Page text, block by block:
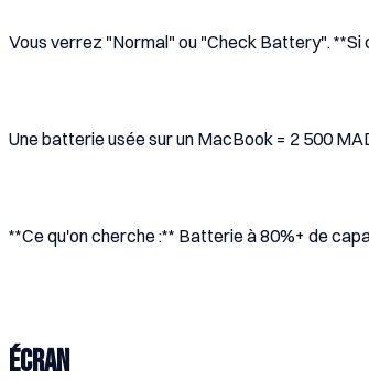
Vous verrez "Normal" ou "Check Battery".
Une batterie usée sur un MacBook = 2 500
**Ce qu'on cherche :** Batterie à 80%+ de
Écran